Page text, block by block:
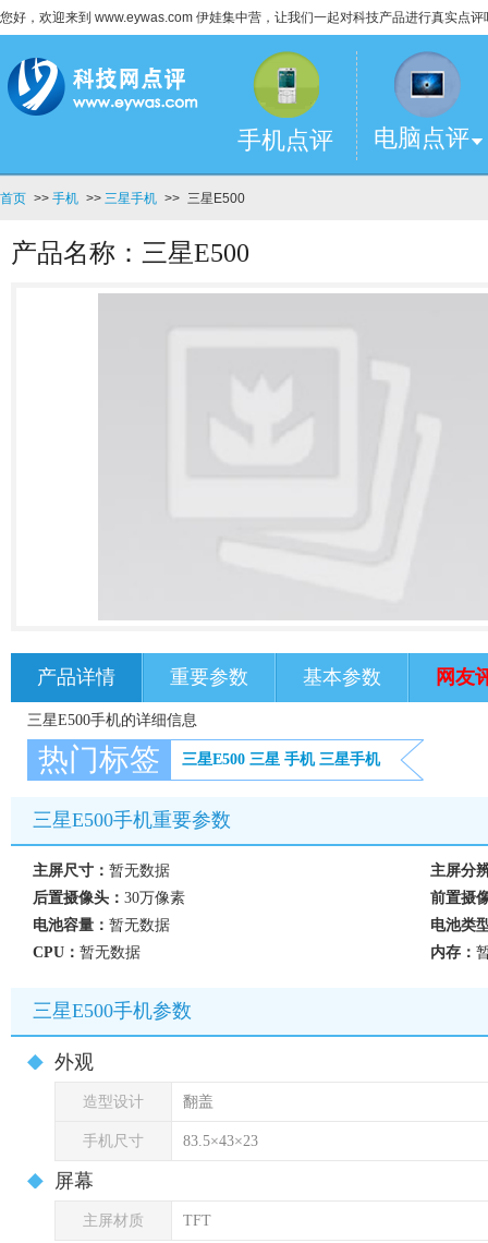
您好，欢迎来到 www.eywas.com 伊娃集中营，让我们一起对科技产品进行真实点评
手机点评 电脑点评
首页 >> 手机 >> 三星手机 >> 三星E500
产品名称：三星E500
产品详情 重要参数 基本参数 网友
三星E500手机的详细信息
热门标签 三星E500 三星 手机 三星手机
三星E500手机重要参数
主屏尺寸： 暂无数据
主屏分
后置摄像头： 30万像素
前置摄
电池容量： 暂无数据
电池类
CPU： 暂无数据 内存：
三星E500手机参数
外观
造型设计 翻盖
手机尺寸 83.5×43×23
屏幕
主屏材质 TFT